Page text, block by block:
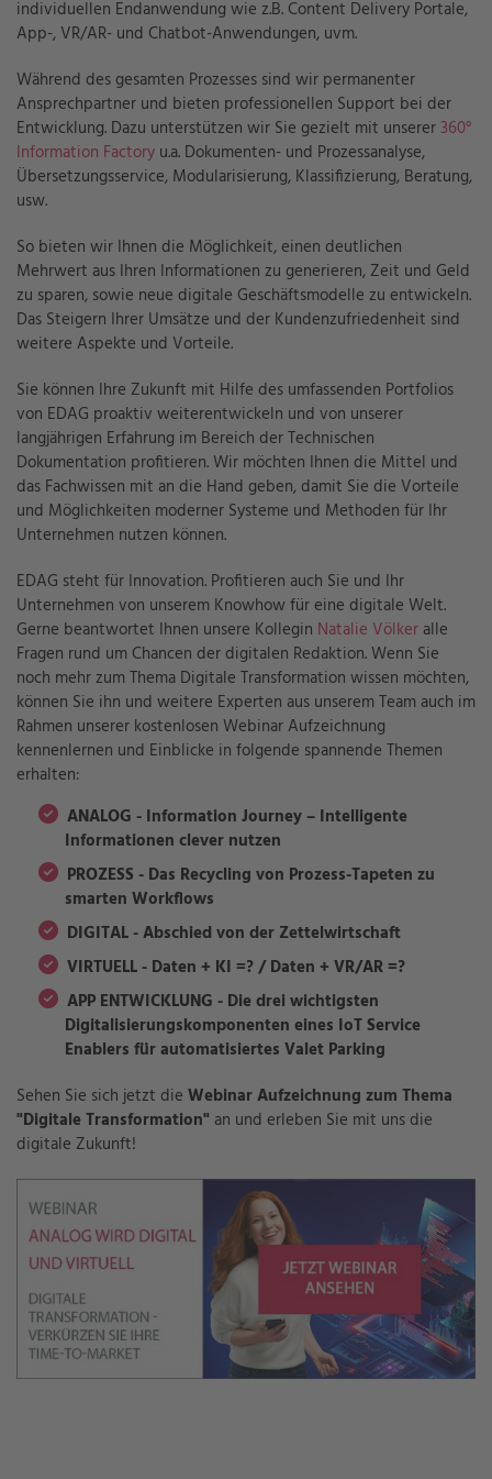
individuellen Endanwendung wie z.B. Content Delivery Portale,
App-, VR/AR- und Chatbot-Anwendungen, uvm.
Während des gesamten Prozesses sind wir permanenter
Ansprechpartner und bieten professionellen Support bei der
Entwicklung. Dazu unterstützen wir Sie gezielt mit unserer 360°
Information Factory u.a. Dokumenten- und Prozessanalyse,
Übersetzungsservice, Modularisierung, Klassifizierung, Beratung,
usw.
So bieten wir Ihnen die Möglichkeit, einen deutlichen
Mehrwert aus Ihren Informationen zu generieren, Zeit und Geld
zu sparen, sowie neue digitale Geschäftsmodelle zu entwickeln.
Das Steigern Ihrer Umsätze und der Kundenzufriedenheit sind
weitere Aspekte und Vorteile.
Sie können Ihre Zukunft mit Hilfe des umfassenden Portfolios
von EDAG proaktiv weiterentwickeln und von unserer
langjährigen Erfahrung im Bereich der Technischen
Dokumentation profitieren. Wir möchten Ihnen die Mittel und
das Fachwissen mit an die Hand geben, damit Sie die Vorteile
und Möglichkeiten moderner Systeme und Methoden für Ihr
Unternehmen nutzen können.
EDAG steht für Innovation. Profitieren auch Sie und Ihr
Unternehmen von unserem Knowhow für eine digitale Welt.
Gerne beantwortet Ihnen unsere Kollegin Natalie Völker alle
Fragen rund um Chancen der digitalen Redaktion. Wenn Sie
noch mehr zum Thema Digitale Transformation wissen möchten,
können Sie ihn und weitere Experten aus unserem Team auch im
Rahmen unserer kostenlosen Webinar Aufzeichnung
kennenlernen und Einblicke in folgende spannende Themen
erhalten:
ANALOG - Information Journey – Intelligente
Informationen clever nutzen
PROZESS - Das Recycling von Prozess-Tapeten zu
smarten Workflows
DIGITAL - Abschied von der Zettelwirtschaft
VIRTUELL - Daten + KI =? / Daten + VR/AR =?
APP ENTWICKLUNG - Die drei wichtigsten
Digitalisierungskomponenten eines IoT Service
Enablers für automatisiertes Valet Parking
Sehen Sie sich jetzt die Webinar Aufzeichnung zum Thema
"Digitale Transformation" an und erleben Sie mit uns die
digitale Zukunft!